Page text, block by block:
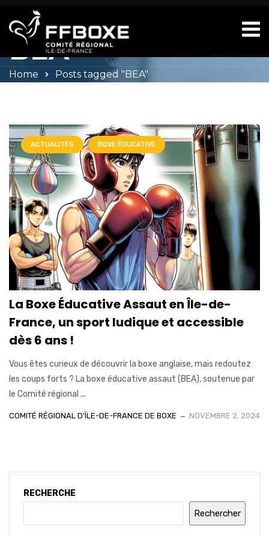
Tag Archives:
BEA
Home Posts tagged "BEA"
ACTUALITÉS BOXE ÉDUCATIVE
La Boxe Éducative Assaut en Île-de-
France, un sport ludique et accessible
dès 6 ans !
Vous êtes curieux de découvrir la boxe anglaise, mais redoutez
les coups forts ? La boxe éducative assaut (BEA), soutenue par
le Comité régional ...
COMITÉ RÉGIONAL D'ÎLE-DE-FRANCE DE BOXE NOVEMBRE 2, 2024
RECHERCHE
Rechercher